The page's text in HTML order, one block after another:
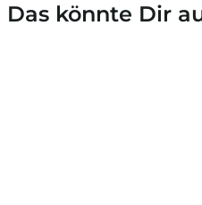
Das könnte Dir